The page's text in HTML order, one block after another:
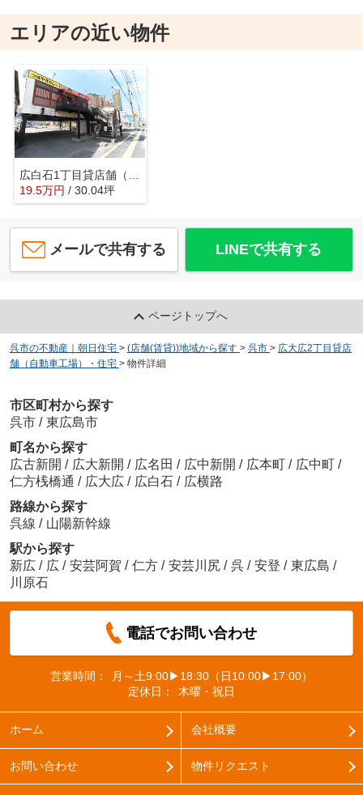
エリアの近い物件
19.5万円 / 30.04坪
メールで共有する LINEで共有する
ページトップへ
呉市の不動産｜朝日住宅 > (店舗(賃貸))地域から探す > 呉市 > 広大広2丁目貸店
舗（自動車工場）・住宅 > 物件詳細
市区町村から探す
呉市 / 東広島市
町名から探す
広古新開 / 広大新開 / 広名田 / 広中新開 / 広本町 / 広中町 /
仁方桟橋通 / 広大広 / 広白石 / 広横路
路線から探す
呉線 / 山陽新幹線
駅から探す
新広 / 広 / 安芸阿賀 / 仁方 / 安芸川尻 / 呉 / 安登 / 東広島 /
川原石
電話でお問い合わせ
営業時間：
月～土9:00▶18:30（日10:00▶17:00）
定休日：
木曜・祝日
ホーム 会社概要
お問い合わせ 物件リクエスト